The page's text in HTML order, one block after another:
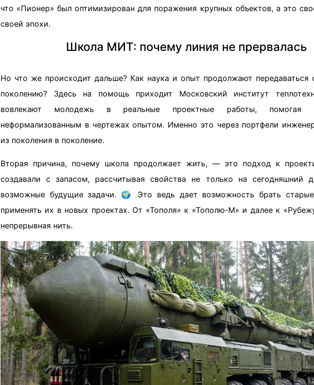
что «Пионер» был оптимизирован для поражения крупных объектов, а это
своей эпохи.
Школа МИТ: почему линия не прервалась
Но что же происходит дальше? Как наука и опыт продолжают передаваться
поколению? Здесь на помощь приходит Московский институт
вовлекают молодежь в реальные проектные работы, помогая
неформализованным в чертежах опытом. Именно это через портфели
из поколения в поколение.
Вторая причина, почему школа продолжает жить, — это подход к
создавали с запасом, рассчитывая свойства не только на сегодняшний
возможные будущие задачи. 🌍 Это ведь дает возможность брать
применять их в новых проектах. От «Тополя» к «Тополю-М» и далее к
непрерывная нить.